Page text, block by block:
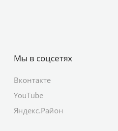
Мы в соцсетях
Вконтакте
YouTube
Яндекс.Район